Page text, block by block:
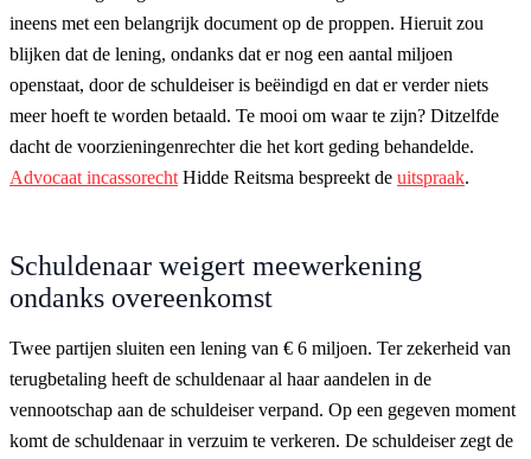
ineens met een belangrijk document op de proppen. Hieruit zou
blijken dat de lening, ondanks dat er nog een aantal miljoen
openstaat, door de schuldeiser is beëindigd en dat er verder niets
meer hoeft te worden betaald. Te mooi om waar te zijn? Ditzelfde
dacht de voorzieningenrechter die het kort geding behandelde.
Advocaat incassorecht Hidde Reitsma bespreekt de uitspraak.
Schuldenaar weigert meewerkening
ondanks overeenkomst
Twee partijen sluiten een lening van € 6 miljoen. Ter zekerheid van
terugbetaling heeft de schuldenaar al haar aandelen in de
vennootschap aan de schuldeiser verpand. Op een gegeven moment
komt de schuldenaar in verzuim te verkeren. De schuldeiser zegt de